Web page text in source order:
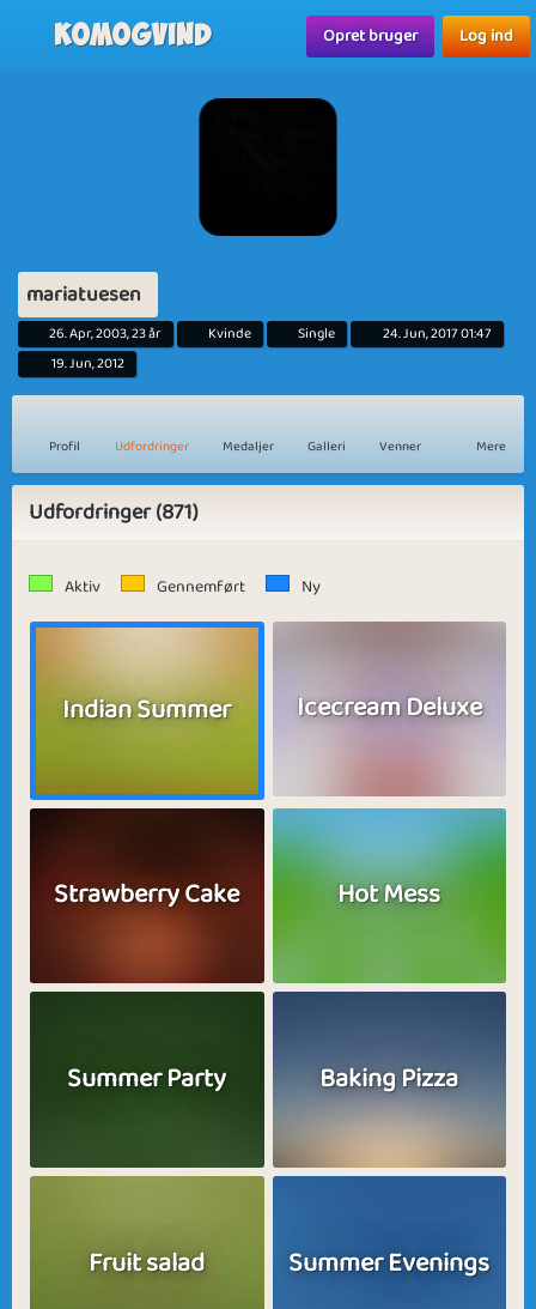
Komogvind Opret bruger Log ind
mariatuesen
26. Apr, 2003, 23 år Kvinde Single
24. Jun, 2017 01:47
19. Jun, 2012
Profil Udfordringer Medaljer Galleri Venner Mere
Udfordringer (871)
Aktiv Gennemført Ny
Indian Summer Icecream Deluxe
Strawberry Cake Hot Mess
Summer Party Baking Pizza
Fruit salad Summer Evenings